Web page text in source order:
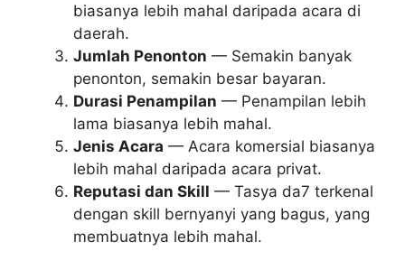
biasanya lebih mahal daripada acara di
daerah.
Jumlah Penonton — Semakin banyak
penonton, semakin besar bayaran.
Durasi Penampilan — Penampilan lebih
lama biasanya lebih mahal.
Jenis Acara — Acara komersial biasanya
lebih mahal daripada acara privat.
Reputasi dan Skill — Tasya da7 terkenal
dengan skill bernyanyi yang bagus, yang
membuatnya lebih mahal.